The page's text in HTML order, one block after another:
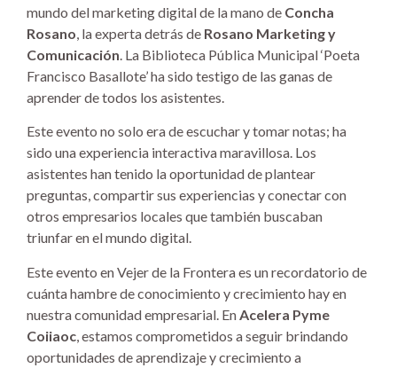
mundo del marketing digital de la mano de Concha
Rosano, la experta detrás de Rosano Marketing y
Comunicación. La Biblioteca Pública Municipal ‘Poeta
Francisco Basallote’ ha sido testigo de las ganas de
aprender de todos los asistentes.
Este evento no solo era de escuchar y tomar notas; ha
sido una experiencia interactiva maravillosa. Los
asistentes han tenido la oportunidad de plantear
preguntas, compartir sus experiencias y conectar con
otros empresarios locales que también buscaban
triunfar en el mundo digital.
Este evento en Vejer de la Frontera es un recordatorio de
cuánta hambre de conocimiento y crecimiento hay en
nuestra comunidad empresarial. En Acelera Pyme
Coiiaoc , estamos comprometidos a seguir brindando
oportunidades de aprendizaje y crecimiento a